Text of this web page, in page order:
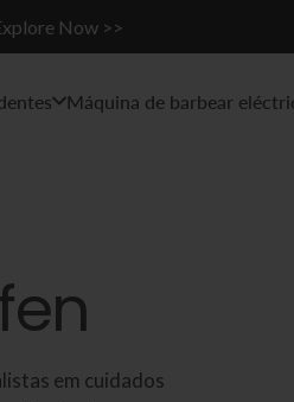
Now >>
Máquina de barbear
em cuidados